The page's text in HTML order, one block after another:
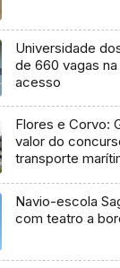
Universidade
de 660 vagas
acesso
Flores e Corvo:
valor do
transporte
Navio-escola
com teatro a